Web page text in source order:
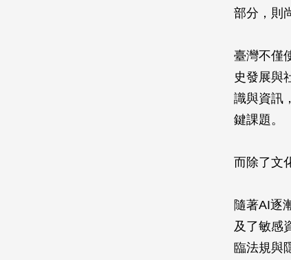
部分，則
臺灣不僅
史發展與
識與資訊
鍵課題。
而除了文
隨著AI逐
及了敏感
臨法規與